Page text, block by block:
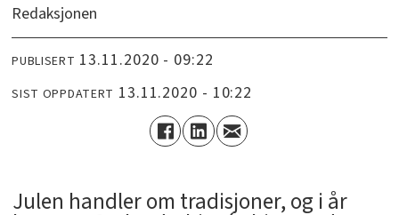
Redaksjonen
PUBLISERT 13.11.2020 - 09:22
SIST OPPDATERT 13.11.2020 - 10:22
Julen handler om tradisjoner, og i år